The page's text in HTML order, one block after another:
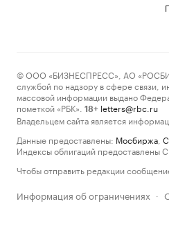
© ООО «БИЗНЕСПРЕСС», АО
службой по надзору в сфере связи,
массовой информации выдано
пометкой «РБК».
18+ letters@rbc.ru
Владельцем сайта является
Данные предоставлены: Мосбиржа
Индексы облигаций предоставлены
Чтобы отправить редакции
Информация об ограничениях ·